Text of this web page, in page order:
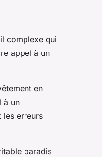
complexe qui
appel à un
en
à un
les erreurs
paradis